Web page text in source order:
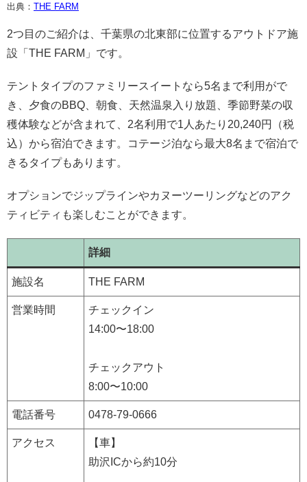
出典： THE FARM
2つ目のご紹介は、千葉県の北東部に位置するアウトドア施
設「THE FARM」です。
テントタイプのファミリースイートなら5名まで利用がで
き、夕食のBBQ、朝食、天然温泉入り放題、季節野菜の収
穫体験などが含まれて、2名利用で1人あたり20,240円（税
込）から宿泊できます。コテージ泊なら最大8名まで宿泊で
きるタイプもあります。
オプションでジップラインやカヌーツーリングなどのアク
ティビティも楽しむことができます。
詳細
施設名 THE FARM
営業時間
チェックイン
14:00〜18:00
チェックアウト
8:00〜10:00
電話番号 0478-79-0666
アクセス
【車】
助沢ICから約10分